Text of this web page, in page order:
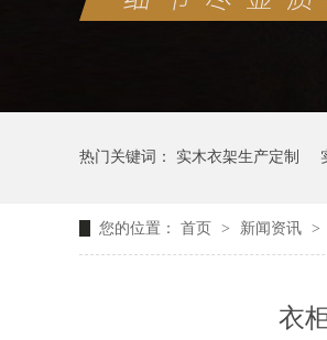
热门关键词： 实木衣架生产定制
您的位置： 首页 > 新闻资讯 >
衣